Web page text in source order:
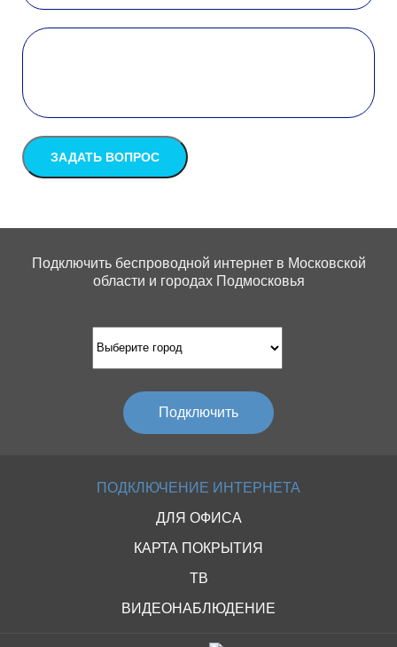
Омега Плаза
Орбита
Орликов плаза
Остров мечты
Отрада
Павелецкий
Подключить беспроводной интернет в Московской
области и городах Подмосковья
Подключить
ПОДКЛЮЧЕНИЕ ИНТЕРНЕТА
ДЛЯ ОФИСА
КАРТА ПОКРЫТИЯ
ТВ
ВИДЕОНАБЛЮДЕНИЕ